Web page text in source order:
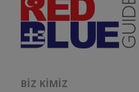
BIZ KIMIZ